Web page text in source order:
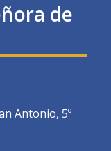
de
Antonio, 5º